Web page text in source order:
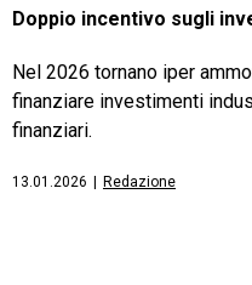
Doppio incentivo sugli
Nel 2026 tornano iper
finanziare investimenti
finanziari.
13.01.2026 Redazione